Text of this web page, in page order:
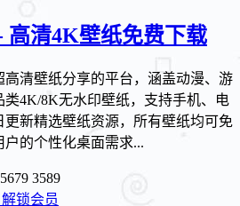
高清4K壁纸免费下载
清壁纸分享的平台，涵盖动漫、游
4K/8K无水印壁纸，支持手机、电
新精选壁纸资源，所有壁纸均可免
的个性化桌面需求...
3589